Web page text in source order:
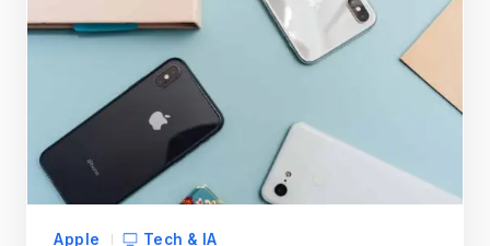
Apple Tech & IA